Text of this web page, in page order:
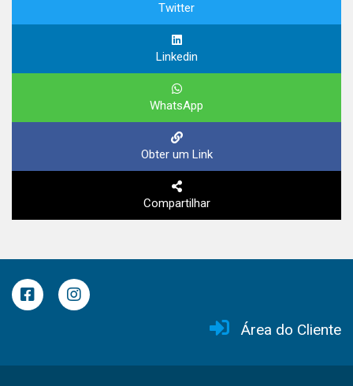
Twitter
Linkedin
WhatsApp
Obter um Link
Compartilhar
Área do Cliente